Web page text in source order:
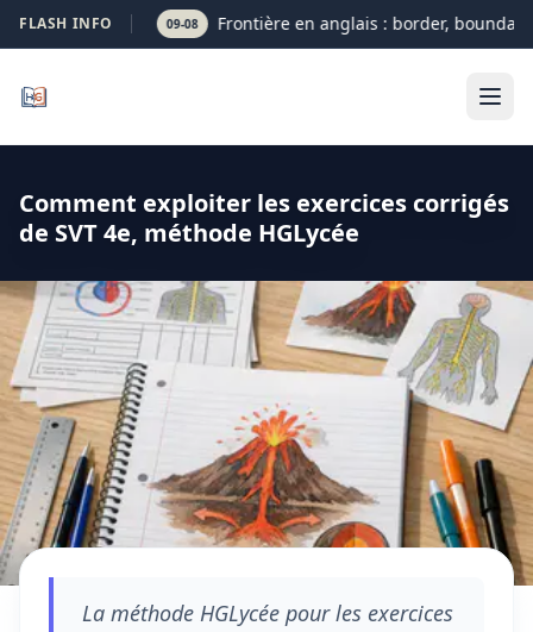
FLASH INFO 09-08 Frontière en anglais : border,
Comment exploiter les exercices corrigés
de SVT 4e, méthode HGLycée
La méthode HGLycée pour les exercices